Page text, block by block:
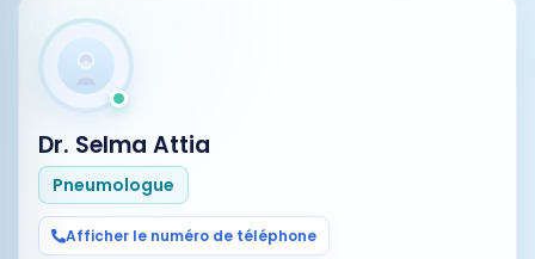
Dr. Selma Attia
Pneumologue
Afficher le numéro de téléphone